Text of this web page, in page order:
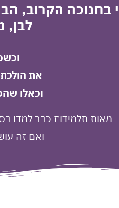
בחנוכה הקרוב,
לבן,
את
וכאלו
מאות תלמידות כבר למדו
ואם זה